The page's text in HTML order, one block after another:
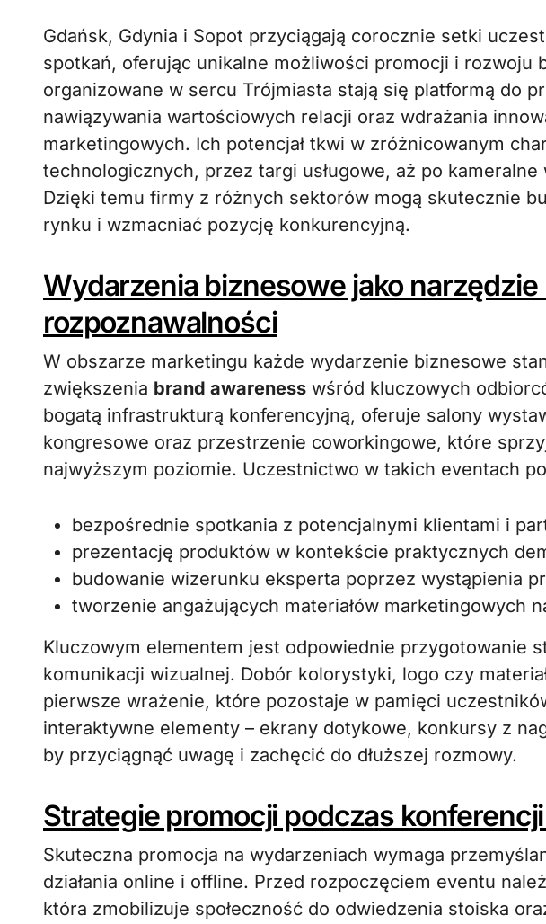
Gdańsk, Gdynia i Sopot przyciągają corocznie setki uczestników branżowych
spotkań, oferując unikalne możliwości promocji i rozwoju
organizowane w sercu Trójmiasta stają się platformą do
nawiązywania wartościowych relacji oraz wdrażania
marketingowych. Ich potencjał tkwi w zróżnicowanym
technologicznych, przez targi usługowe, aż po
Dzięki temu firmy z różnych sektorów mogą skutecznie
rynku i wzmacniać pozycję konkurencyjną.
Wydarzenia biznesowe jako
rozpoznawalności
W obszarze marketingu każde wydarzenie biznesowe
zwiększenia brand awareness wśród kluczowych
bogatą infrastrukturą konferencyjną, oferuje salony
kongresowe oraz przestrzenie coworkingowe, które
najwyższym poziomie. Uczestnictwo w takich eventach
bezpośrednie spotkania z potencjalnymi klientami i
prezentację produktów w kontekście praktycznych
budowanie wizerunku eksperta poprzez wystąpienia
tworzenie angażujących materiałów marketingowych
Kluczowym elementem jest odpowiednie przygotowanie
komunikacji wizualnej. Dobór kolorystyki, logo czy
pierwsze wrażenie, które pozostaje w pamięci
interaktywne elementy – ekrany dotykowe, konkursy z
by przyciągnąć uwagę i zachęcić do dłuższej rozmowy.
Strategie promocji podczas
Skuteczna promocja na wydarzeniach wymaga
działania online i offline. Przed rozpoczęciem eventu
która zmobilizuje społeczność do odwiedzenia stoiska